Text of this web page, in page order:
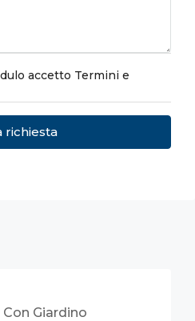
accetto Termini e
richiesta
Giardino